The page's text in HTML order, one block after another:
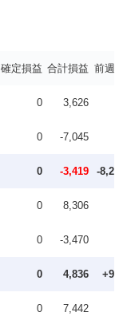
確定損益 合計損益 前週比
0 3,626
0 -7,045
0 -3,419 -8,255
0 8,306
0 -3,470
0 4,836 +984
0 7,442